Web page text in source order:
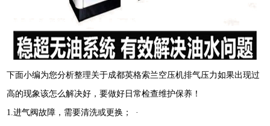
下面小编为您分析整理关于成都英格索兰空压机排气压力如果出现过
高的现象该怎么解决好，要做好日常检查维护保养！
1.进气阀故障，需要清洗或更换； ·